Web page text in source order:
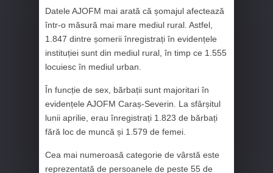
Datele AJOFM mai arată că șomajul afectează
într-o măsură mai mare mediul rural. Astfel,
1.847 dintre șomerii înregistrați în evidențele
instituției sunt din mediul rural, în timp ce 1.555
locuiesc în mediul urban.
În funcție de sex, bărbații sunt majoritari în
evidențele AJOFM Caraș-Severin. La sfârșitul
lunii aprilie, erau înregistrați 1.823 de bărbați
fără loc de muncă și 1.579 de femei.
Cea mai numeroasă categorie de vârstă este
reprezentată de persoanele de peste 55 de